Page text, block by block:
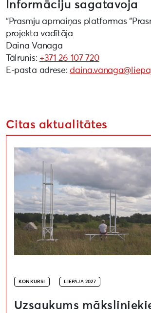
Informāciju sagatavoja
“Prasmju apmaiņas platformas
projekta vadītāja
Daina Vanaga
Tālrunis: +371 26 107 720
E-pasta adrese:
Citas aktualitātes
KONKURSI LIEPĀJA 2027
Uzsaukums